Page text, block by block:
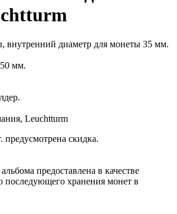
внутренний диаметр для монеты 35 мм.
мм.
Leuchtturm
скидка.
предоставлена в качестве
последующего хранения монет в